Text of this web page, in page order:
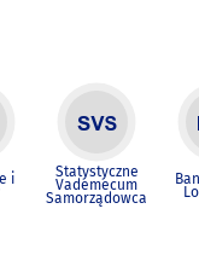
i Statystyczne
Vademecum
Samorządowca